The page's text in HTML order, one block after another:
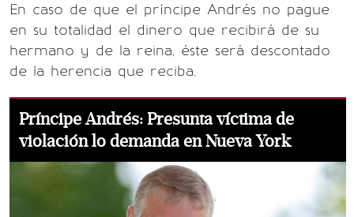
En caso de que el príncipe Andrés no pague
en su totalidad el dinero que recibirá de su
hermano y de la reina, éste será descontado
de la herencia que reciba.
Príncipe Andrés: Presunta víctima de
violación lo demanda en Nueva York